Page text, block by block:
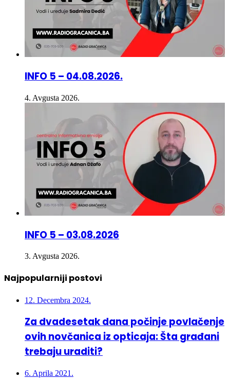
INFO 5 – 04.08.2026.
4. Avgusta 2026.
INFO 5 – 03.08.2026
3. Avgusta 2026.
Najpopularniji postovi
12. Decembra 2024.
Za dvadesetak dana počinje povlačenje
ovih novčanica iz opticaja: Šta građani
trebaju uraditi?
6. Aprila 2021.